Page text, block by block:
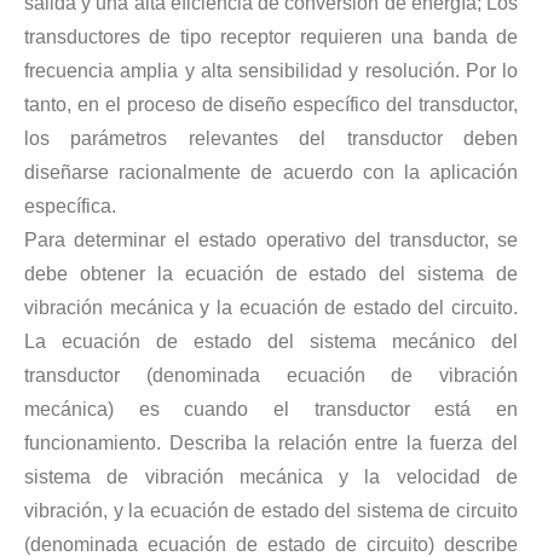
Tecnología de corte de chocolate por ultrasonidos
La aplicación de la ultrasónica en la industria de la costura refleja
Actualmente, la investigación sobre la extracción de antioxidantes
transductores de tipo receptor requieren una banda de
frecuencia amplia y alta sensibilidad y resolución. Por lo
tanto, en el proceso de diseño específico del transductor,
los parámetros relevantes del transductor deben
diseñarse racionalmente de acuerdo con la aplicación
específica.
Para determinar el estado operativo del transductor, se
debe obtener la ecuación de estado del sistema de
vibración mecánica y la ecuación de estado del circuito.
La ecuación de estado del sistema mecánico del
transductor (denominada ecuación de vibración
mecánica) es cuando el transductor está en
funcionamiento. Describa la relación entre la fuerza del
sistema de vibración mecánica y la velocidad de
vibración, y la ecuación de estado del sistema de circuito
(denominada ecuación de estado de circuito) describe